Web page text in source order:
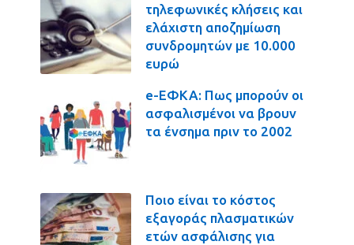
τηλεφωνικές κλήσεις και
ελάχιστη αποζημίωση
συνδρομητών με 10.000
ευρώ
e-ΕΦΚΑ: Πως μπορούν οι
ασφαλισμένοι να βρουν
τα ένσημα πριν το 2002
Ποιο είναι το κόστος
εξαγοράς πλασματικών
ετών ασφάλισης για